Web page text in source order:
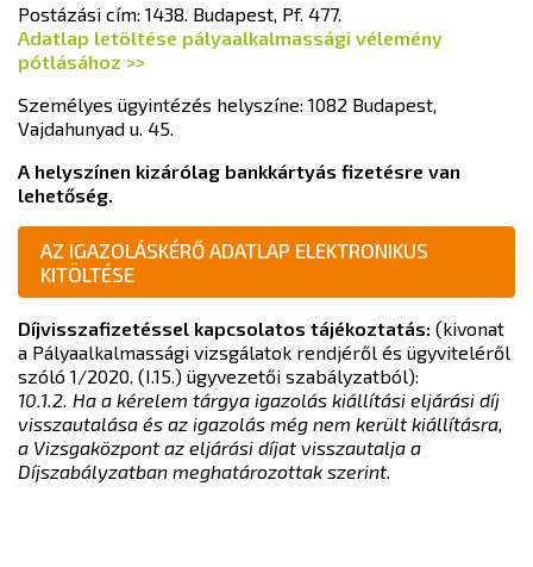
Postázási cím: 1438. Budapest, Pf. 477.
Adatlap letöltése pályaalkalmassági vélemény
pótlásához >>
Személyes ügyintézés helyszíne: 1082 Budapest,
Vajdahunyad u. 45.
A helyszínen kizárólag bankkártyás fizetésre van
lehetőség.
AZ IGAZOLÁSKÉRŐ ADATLAP ELEKTRONIKUS
KITÖLTÉSE
Díjvisszafizetéssel kapcsolatos tájékoztatás: (kivonat
a Pályaalkalmassági vizsgálatok rendjéről és ügyviteléről
szóló 1/2020. (I.15.) ügyvezetői szabályzatból):
10.1.2. Ha a kérelem tárgya igazolás kiállítási eljárási díj
visszautalása és az igazolás még nem került kiállításra,
a Vizsgaközpont az eljárási díjat visszautalja a
Díjszabályzatban meghatározottak szerint.